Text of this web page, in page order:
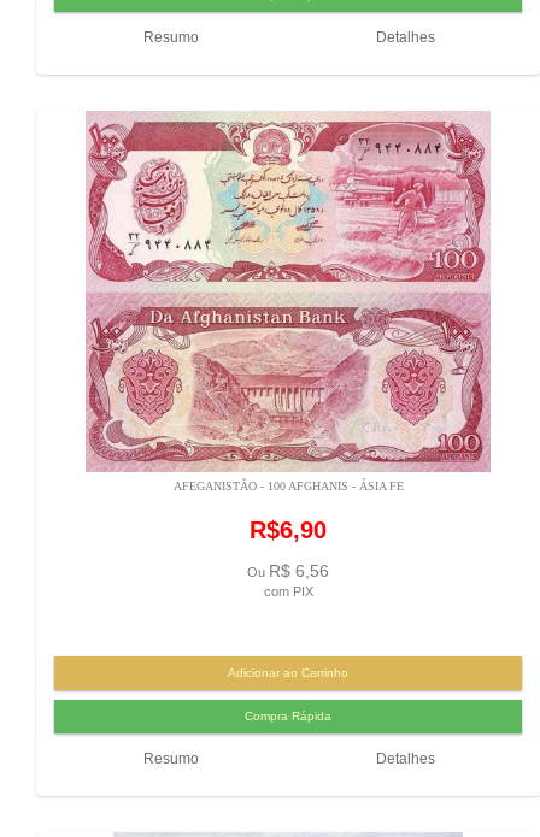
Resumo Detalhes
AFEGANISTÃO - 100 AFGHANIS - ÁSIA FE
R$6,90
Ou R$ 6,56
com PIX
Resumo Detalhes